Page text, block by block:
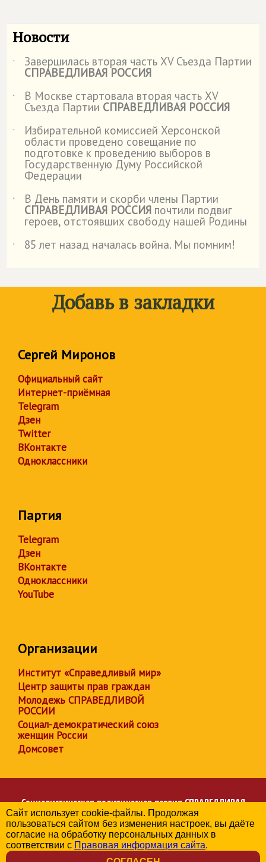
Новости
˙ Завершилась вторая часть XV Съезда Партии
СПРАВЕДЛИВАЯ РОССИЯ
˙
В Москве стартовала вторая часть XV
Съезда Партии СПРАВЕДЛИВАЯ РОССИЯ
˙
Избирательной комиссией Херсонской
области проведено совещание по
подготовке к проведению выборов в
Государственную Думу Российской
Федерации
˙
В День памяти и скорби члены Партии
СПРАВЕДЛИВАЯ РОССИЯ почтили подвиг
героев, отстоявших свободу нашей Родины
˙
85 лет назад началась война. Мы помним!
Добавь в закладки
Сергей Миронов
Официальный сайт
Интернет-приёмная
Telegram
Дзен
Twitter
ВКонтакте
Одноклассники
Партия
Telegram
Дзен
ВКонтакте
Одноклассники
YouTube
Организации
Институт «Справедливый мир»
Центр защиты прав граждан
Молодежь СПРАВЕДЛИВОЙ
РОССИИ
Социал-демократический союз
женщин России
Домсовет
Социалистическая политическая партияСПРАВЕДЛИВАЯ
РОССИЯ
Региональное отделение партии в Херсонской области
© 2006-2026
Политика в отношении обработки персональных данных
Сайт использует cookie-файлы. Продолжая
пользоваться сайтом без изменения настроек, вы даёте
согласие на обработку персональных данных в
соответствии с Правовая информация сайта.